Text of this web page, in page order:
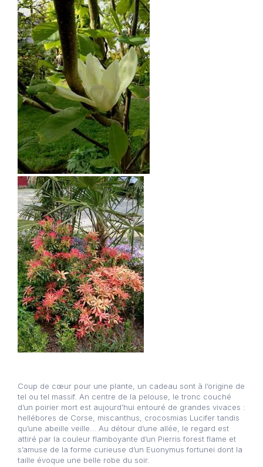
Coup de cœur pour une plante, un cadeau sont à l’origine de
tel ou tel massif. An centre de la pelouse, le tronc couché
d’un poirier mort est aujourd’hui entouré de grandes vivaces :
hellébores de Corse, miscanthus, crocosmias Lucifer tandis
qu’une abeille veille… Au détour d’une allée, le regard est
attiré par la couleur flamboyante d’un Pierris forest flame et
s’amuse de la forme curieuse d’un Euonymus fortunei dont la
taille évoque une belle robe du soir.